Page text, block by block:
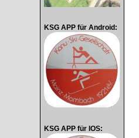
KSG APP für Android:
KSG APP für IOS: